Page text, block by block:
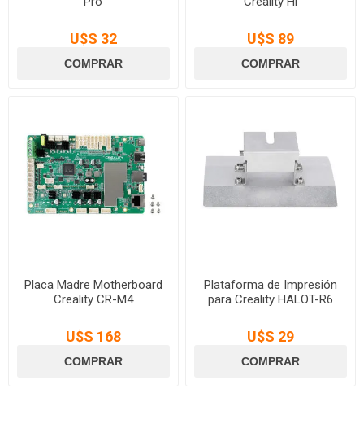
U$S 32 U$S 89
Placa Madre Motherboard
Creality CR-M4
U$S 168
Plataforma de Impresión
para Creality HALOT-R6
U$S 29